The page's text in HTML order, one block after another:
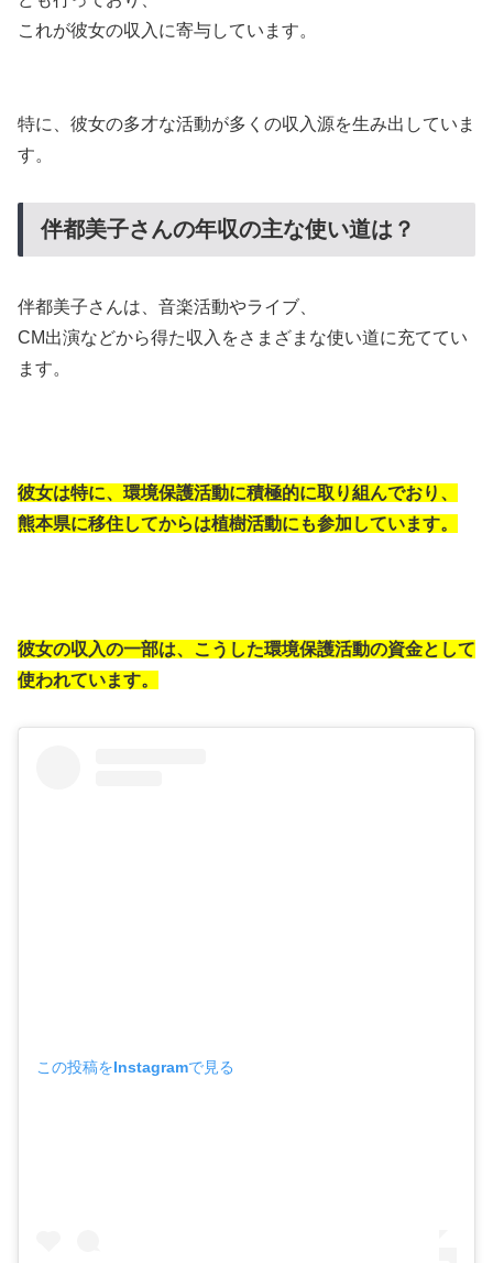
これが彼女の収入に寄与しています。
特に、彼女の多才な活動が多くの収入源を生み出していま
す。
伴都美子さんの年収の主な使い道は？
伴都美子さんは、音楽活動やライブ、
CM出演などから得た収入をさまざまな使い道に充ててい
ます。
彼女は特に、環境保護活動に積極的に取り組んでおり、
熊本県に移住してからは植樹活動にも参加しています。
彼女の収入の一部は、こうした環境保護活動の資金として
使われています。
この投稿をInstagramで見る